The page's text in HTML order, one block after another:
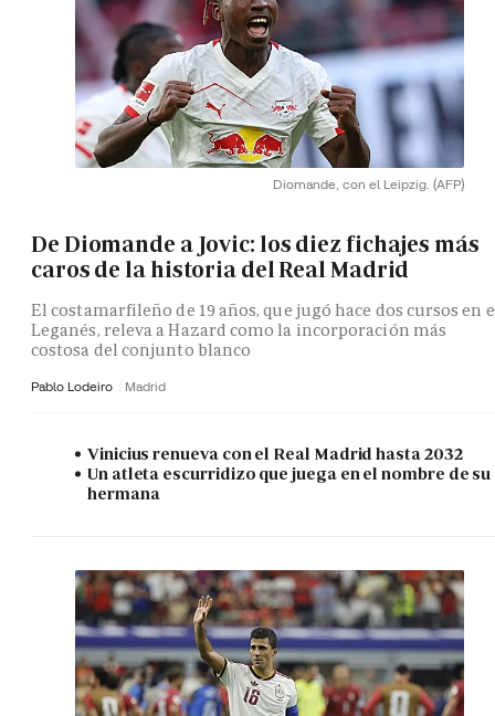
Diomande, con el Leipzig. (AFP)
De Diomande a Jovic: los diez fichajes más
caros de la historia del Real Madrid
El costamarfileño de 19 años, que jugó hace dos cursos en
Leganés, releva a Hazard como la incorporación más
costosa del conjunto blanco
Pablo Lodeiro Madrid
Vinicius renueva con el Real Madrid hasta 2032
Un atleta escurridizo que juega en el nombre de su
hermana